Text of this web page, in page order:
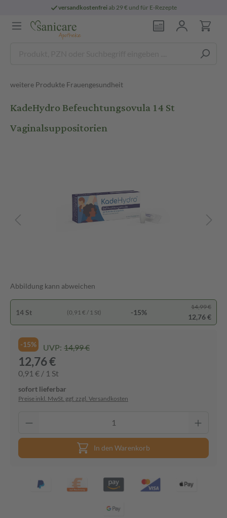
versandkostenfreiab 29 € und für E-Rezepte
weitere Produkte Frauengesundheit
KadeHydro Befeuchtungsovula 14 St
Vaginalsuppositorien
Abbildung kann abweichen
14 St (0,91 € / 1 St) -15%
14,99 €
12,76 €
-15% UVP: 14,99 €
12,76 €
0,91 € / 1 St
sofort lieferbar
Preise inkl. MwSt. ggf. zzgl. Versandkosten
In den Warenkorb